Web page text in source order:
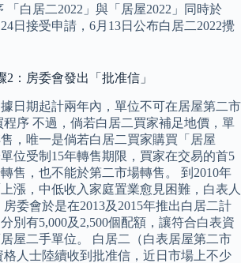
「白居二2022」與「居屋2022」同時於
日接受申請，6月13日公布白居二2022攪
：房委會發出「批准信」
日期起計兩年內，單位不可在居屋第二市
序 不過，倘若白居二買家補足地價，單
，唯一是倘若白居二買家購買「居屋
位受制15年轉售期限，買家在交易的首5
售，也不能於第二市場轉售。 到2010年
漲，中低收入家庭置業愈見困難，白表人
委會於是在2013及2015年推出白居二計
別有5,000及2,500個配額，讓符合白表資
屋二手單位。 白居二（白表居屋第二市
格人士陸續收到批准信，近日市場上不少